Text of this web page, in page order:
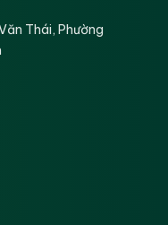
Thái, Phường